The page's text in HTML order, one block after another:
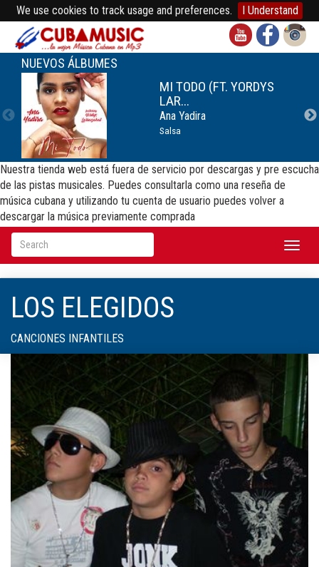
We use cookies to track usage and preferences. I Understand
NUEVOS ÁLBUMES
MI TODO (FT. YORDYS
LAR...
Ana Yadira
Salsa
Nuestra tienda web está fuera de servicio por descargas y pre escucha
de las pistas musicales. Puedes consultarla como una reseña de
música cubana y utilizando tu cuenta de usuario puedes volver a
descargar la música previamente comprada
LOS ELEGIDOS
CANCIONES INFANTILES